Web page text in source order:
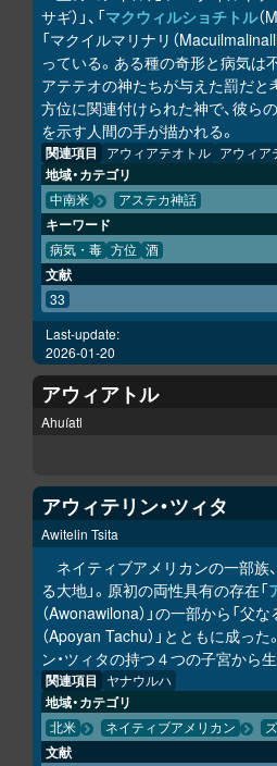
サギ）」、「マクウィルショチトル（
「マクイルマリナリ（
っている。ある種の奇形と病気は
アテテオの神たちが与えた罰だと
方位に関連付けられた神で、彼ら
を示す人間の手が描かれる。
関連項目 アウィアテオトル アウィア
地域・カテゴリ
中南米 アステカ神話
キーワード
病気・毒 方位 酒
文献
33
Last-update:
2026-01-20
アウィアトル
Ahuíatl
アウィテリン・ツィタ
Awitelin Tsita
ネイティブアメリカンの一部族
る大地」。原初の両性具有の存在「
（Awonawilona）」の一部から「父な
（Apoyan Tachu）」とともに成っ
ン・ツィタの持つ４つの子宮から
関連項目 ヤナウルハ
地域・カテゴリ
北米 ネイティブアメリカン
文献